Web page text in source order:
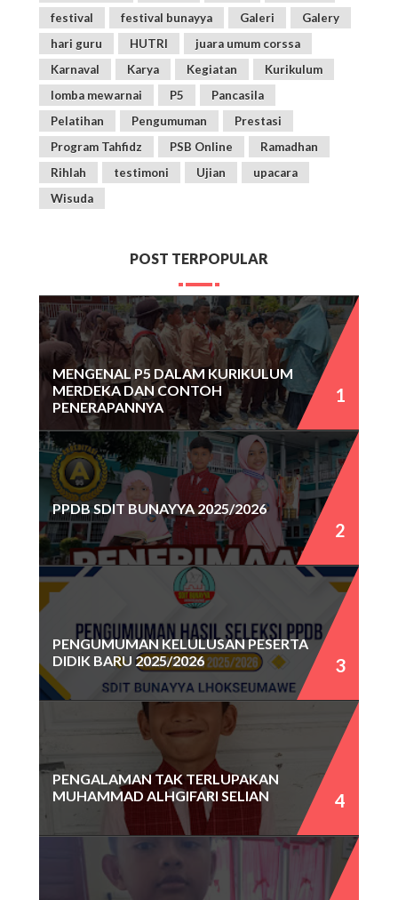
festival
festival bunayya Galeri
Galery
hari guru
HUTRI
juara umum corssa
Karnaval
Karya Kegiatan
Kurikulum
lomba mewarnai
P5
Pancasila
Pelatihan
Pengumuman
Prestasi
Program Tahfidz
PSB Online
Ramadhan
Rihlah
testimoni Ujian
upacara
Wisuda
POST TERPOPULAR
MENGENAL P5 DALAM KURIKULUM
MERDEKA DAN CONTOH
PENERAPANNYA
PPDB SDIT BUNAYYA 2025/2026
PENGUMUMAN KELULUSAN PESERTA
DIDIK BARU 2025/2026
PENGALAMAN TAK TERLUPAKAN
MUHAMMAD ALHGIFARI SELIAN